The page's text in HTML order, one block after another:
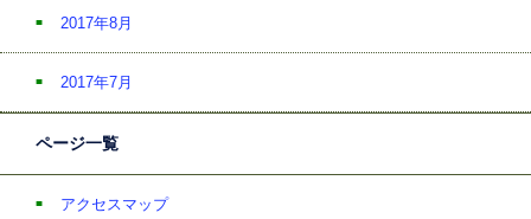
2017年8月
2017年7月
ページ一覧
アクセスマップ